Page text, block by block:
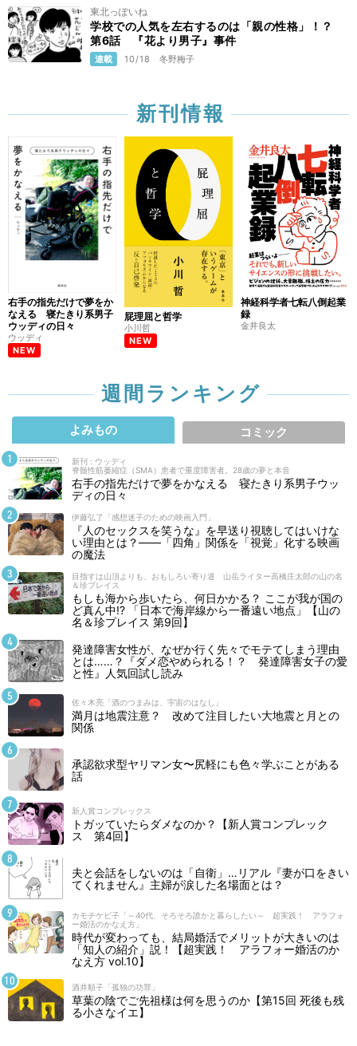
東北っぽいね
学校での人気を左右するのは「親の性格」！？
第6話 『花より男子』事件
連載 10/18 冬野梅子
新刊情報
右手の指先だけで夢をか
なえる 寝たきり系男子
ウッディの日々
ウッディ
NEW
屁理屈と哲学
小川哲
NEW
神経科学者七転八倒起業
録
金井良太
週間ランキング
よみもの コミック
新刊 : ウッディ
脊髄性筋萎縮症（SMA）患者で重度障害者。28歳の夢と本音
右手の指先だけで夢をかなえる 寝たきり系男子ウッ
ディの日々
伊藤弘了「感想迷子のための映画入門」
『人のセックスを笑うな』を早送り視聴してはいけな
い理由とは？――「四角」関係を「視覚」化する映画
の魔法
目指すは山頂よりも、おもしろい寄り道 山岳ライター高橋庄太郎の山の名
＆珍プレイス
もしも海から歩いたら、何日かかる？ ここが我が国の
ど真ん中!? 「日本で海岸線から一番遠い地点」【山の
名＆珍プレイス 第9回】
発達障害女性が、なぜか行く先々でモテてしまう理由
とは……？『ダメ恋やめられる！？ 発達障害女子の愛
と性』人気回試し読み
佐々木亮「酒のつまみは、宇宙のはなし」
満月は地震注意？ 改めて注目したい大地震と月との
関係
承認欲求型ヤリマン女〜尻軽にも色々学ぶことがある
話
新人賞コンプレックス
トガッていたらダメなのか？【新人賞コンプレック
ス 第4回】
夫と会話をしないのは「自衛」…リアル『妻が口をきい
てくれません』主婦が涙した名場面とは？
カモチケビ子「～40代、そろそろ誰かと暮らしたい～ 超実践！ アラフォ
ー婚活のかなえ方」
時代が変わっても、結局婚活でメリットが大きいのは
「知人の紹介」説！【超実践！ アラフォー婚活のか
なえ方 vol.10】
酒井順子「孤独の功罪」
草葉の陰でご先祖様は何を思うのか【第15回 死後も残
る小さなイエ】